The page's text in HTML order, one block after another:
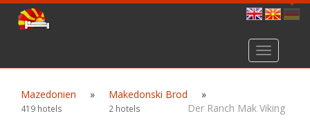
Toggle
navigation
Mazedonien
419 hotels
» Makedonski Brod
2 hotels
»
Der Ranch Mak Viking